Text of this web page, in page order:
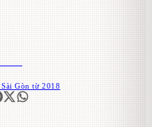
Gòn từ 2018